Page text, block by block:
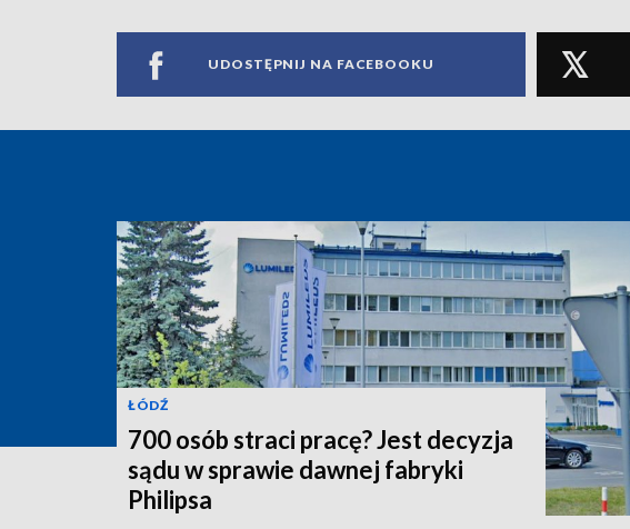
UDOSTĘPNIJ NA FACEBOOKU
ŁÓDŹ
700 osób straci pracę? Jest decyzja
sądu w sprawie dawnej fabryki
Philipsa